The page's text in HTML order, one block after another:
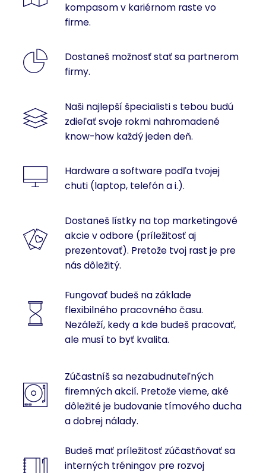
kompasom v kariérnom raste vo
firme.
Dostaneš možnosť stať sa partnerom
firmy.
Naši najlepší špecialisti s tebou budú
zdieľať svoje rokmi nahromadené
know-how každý jeden deň.
Hardware a software podľa tvojej
chuti (laptop, telefón a i.).
Dostaneš lístky na top marketingové
akcie v odbore (príležitosť aj
prezentovať). Pretože tvoj rast je pre
nás dôležitý.
Fungovať budeš na základe
flexibilného pracovného času.
Nezáleží, kedy a kde budeš pracovať,
ale musí to byť kvalita.
Zúčastníš sa nezabudnuteľných
firemných akcií. Pretože vieme, aké
dôležité je budovanie tímového ducha
a dobrej nálady.
Budeš mať príležitosť zúčastňovať sa
interných tréningov pre rozvoj